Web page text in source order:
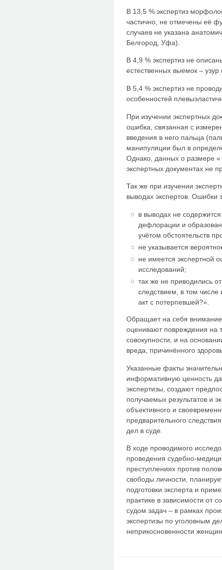
В 13,5 % экспертиз
частично, не отмечены её
случаев не указана
Белгород, Уфа).
В 4,9 % экспертиз не
естественных выемок –
В 5,4 % экспертиз не
особенностей
При изучении экспертных
ошибка, связанная с
введения в него пальца
манипуляции был в
Однако, данных о размере «
экспертных документах не
Так же при изучении
выводах экспертов.
в выводах не
дефлорации и
учётом обстоятельств
не указывается
не имеется экспертной
исследований;
так же не приводились
следствием, в том
акт с потерпевшей?».
Обращает на себя внимание
оценивают повреждения на
совокупности, и на
вреда, причинённого
Указанные факты
информативную ценность
экспертизы, создают
получаемых результатов и
объективного и
предварительного
дел в суде.
В ходе проводимого
проведения судебно-
преступлениях против
свободы личности,
подготовки эксперта и
практике в зависимости от
судом задач – в рамках
экспертизы по уголовным
неприкосновенности